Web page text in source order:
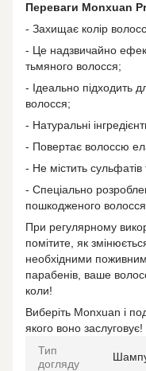
Переваги Monxuan
- Захищає колір
- Це надзвичайно
тьмяного волосся;
- Ідеально підходить
волосся;
- Натуральні
- Повертає волоссю
- Не містить сульфатів
- Спеціально
пошкодженого волосся.
При регулярному
помітите, як
необхідними
парабенів, ваше
коли!
Виберіть Monxuan і
якого воно заслуговує!
Тип
догляду